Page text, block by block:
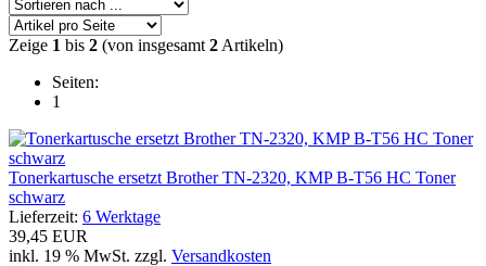
Zeige 1 bis 2 (von insgesamt 2 Artikeln)
Seiten:
1
Tonerkartusche ersetzt Brother TN-2320, KMP B-T56 HC Toner
schwarz
Lieferzeit: 6 Werktage
39,45 EUR
inkl. 19 % MwSt. zzgl. Versandkosten